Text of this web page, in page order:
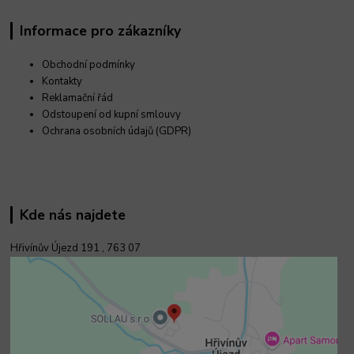
Informace pro zákazníky
Obchodní podmínky
Kontakty
Reklamační řád
Odstoupení od kupní smlouvy
Ochrana osobních údajů (GDPR)
Kde nás najdete
Hřivínův Újezd 191 , 763 07